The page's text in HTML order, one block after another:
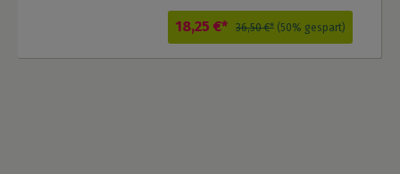
18,25 €* 36,50 €* (50% gespart)